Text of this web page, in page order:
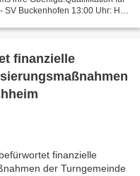
Buckenhofen 13:00 Uhr: HG
finanzielle